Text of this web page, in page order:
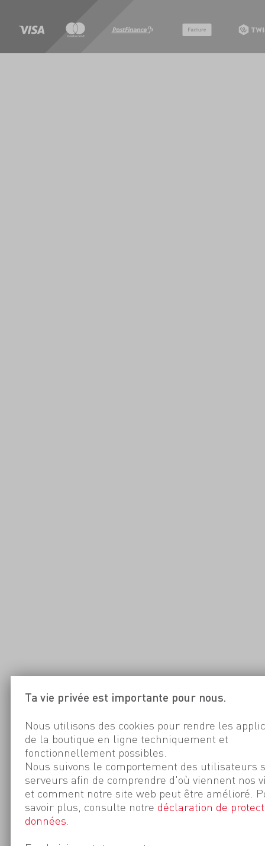
Ta vie privée est importante pour nous.
Nous utilisons des cookies pour rendre les
de la boutique en ligne techniquement et
fonctionnellement possibles.
Nous suivons le comportement des utilisateurs
serveurs afin de comprendre d'où viennent nos
et comment notre site web peut être amélioré.
savoir plus, consulte notre déclaration de
données